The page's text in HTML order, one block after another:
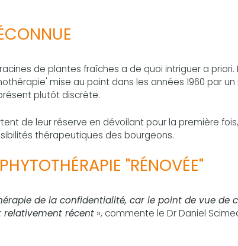
de plantes fraîches a de quoi intriguer a
mise au point dans les années 1960 par
plutôt discrète.
de leur réserve en dévoilant pour la première
thérapeutiques des bourgeons.
PHYTOTHÉRAPIE "RÉNOVÉE"
de la confidentialité, car le point de vue de
relativement récent », commente le Dr Daniel